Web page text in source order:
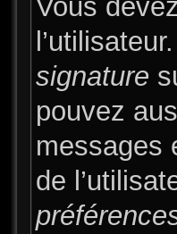
Vous
signature
pouvez
messages
de